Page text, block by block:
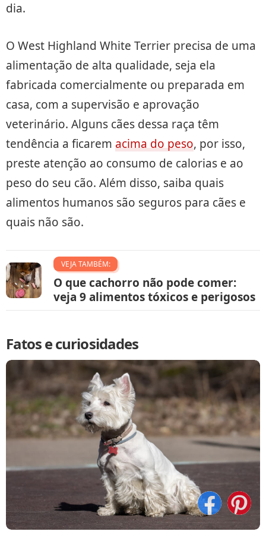
dia.
O West Highland White Terrier precisa de uma
alimentação de alta qualidade, seja ela
fabricada comercialmente ou preparada em
casa, com a supervisão e aprovação
veterinário. Alguns cães dessa raça têm
tendência a ficarem acima do peso, por isso,
preste atenção ao consumo de calorias e ao
peso do seu cão. Além disso, saiba quais
alimentos humanos são seguros para cães e
quais não são.
VEJA TAMBÉM:
O que cachorro não pode comer:
veja 9 alimentos tóxicos e perigosos
Fatos e curiosidades